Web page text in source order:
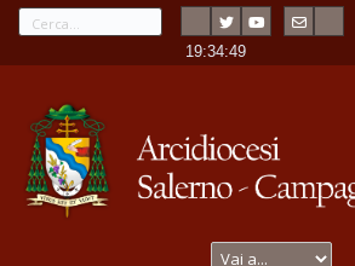
19:34:50